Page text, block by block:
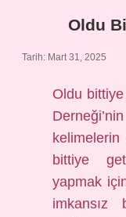
Oldu
Tarih: Mart 31, 2025
Oldu bittiye
bittiye
yapmak